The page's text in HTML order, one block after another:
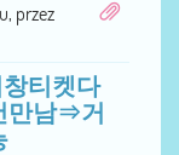
przez
티켓다
만남⇒거